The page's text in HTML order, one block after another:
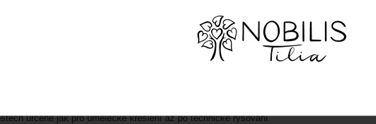
určené jak pro umělecké kreslení až po technické rýsování.